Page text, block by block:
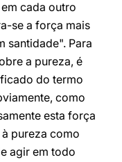
cada outro
se a força mais
santidade". Para
a pureza, é
do termo
como
esta força
pureza como
agir em todo